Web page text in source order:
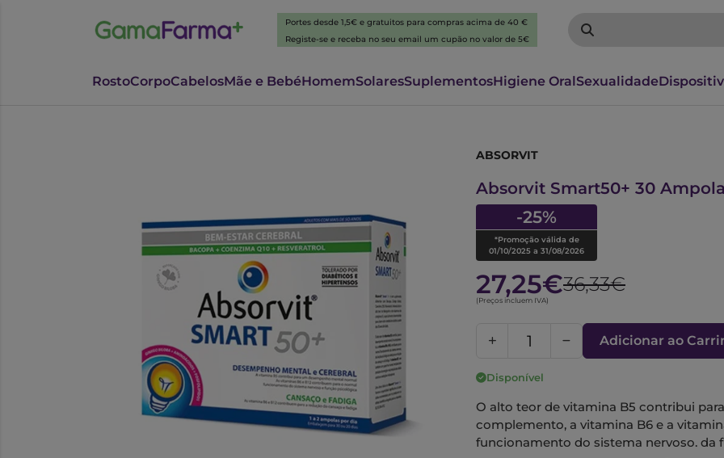
Portes desde 1,5€ e gratuitos para compras acima de 40 €
Registe-se e receba no seu email um cupão no valor de 5€
RostoCorpoCabelosMãe e BebéHomemSolaresSuplementosHigiene OralSexualidade
ABSORVIT
Absorvit Smart50+ 30
-25%
*Promoção válida de
01/10/2025 a 31/08/2026
27,25€36,33€
(Preços incluem IVA)
Adicionar ao
Disponível
O alto teor de vitamina B5 contribui
complemento, a vitamina B6 e a
funcionamento do sistema nervoso, da